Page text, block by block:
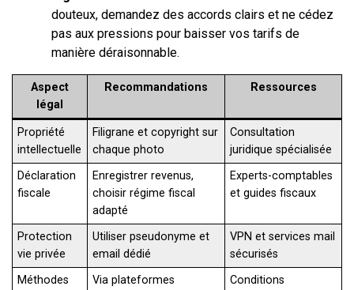
douteux, demandez des accords clairs et ne cédez
pas aux pressions pour baisser vos tarifs de
manière déraisonnable.
Aspect
légal
Recommandations Ressources
Propriété
intellectuelle
Filigrane et copyright sur
chaque photo
Consultation
juridique spécialisée
Déclaration
fiscale
Enregistrer revenus,
choisir régime fiscal
adapté
Experts-comptables
et guides fiscaux
Protection
vie privée
Utiliser pseudonyme et
email dédié
VPN et services mail
sécurisés
Méthodes
Via plateformes
Conditions